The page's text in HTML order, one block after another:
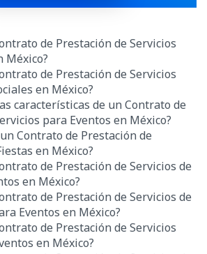
de Prestación de Servicios
México?
de Prestación de Servicios
en México?
características de un Contrato de
para Eventos en México?
Contrato de Prestación de
en México?
de Prestación de Servicios de
en México?
de Prestación de Servicios de
Eventos en México?
de Prestación de Servicios
en México?